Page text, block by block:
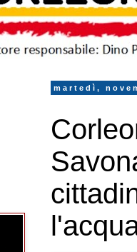
martedì,